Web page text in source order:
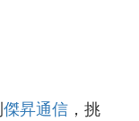
傑昇通信 ，挑